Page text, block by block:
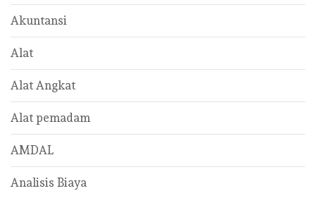
Akuntansi
Alat
Alat Angkat
Alat pemadam
AMDAL
Analisis Biaya